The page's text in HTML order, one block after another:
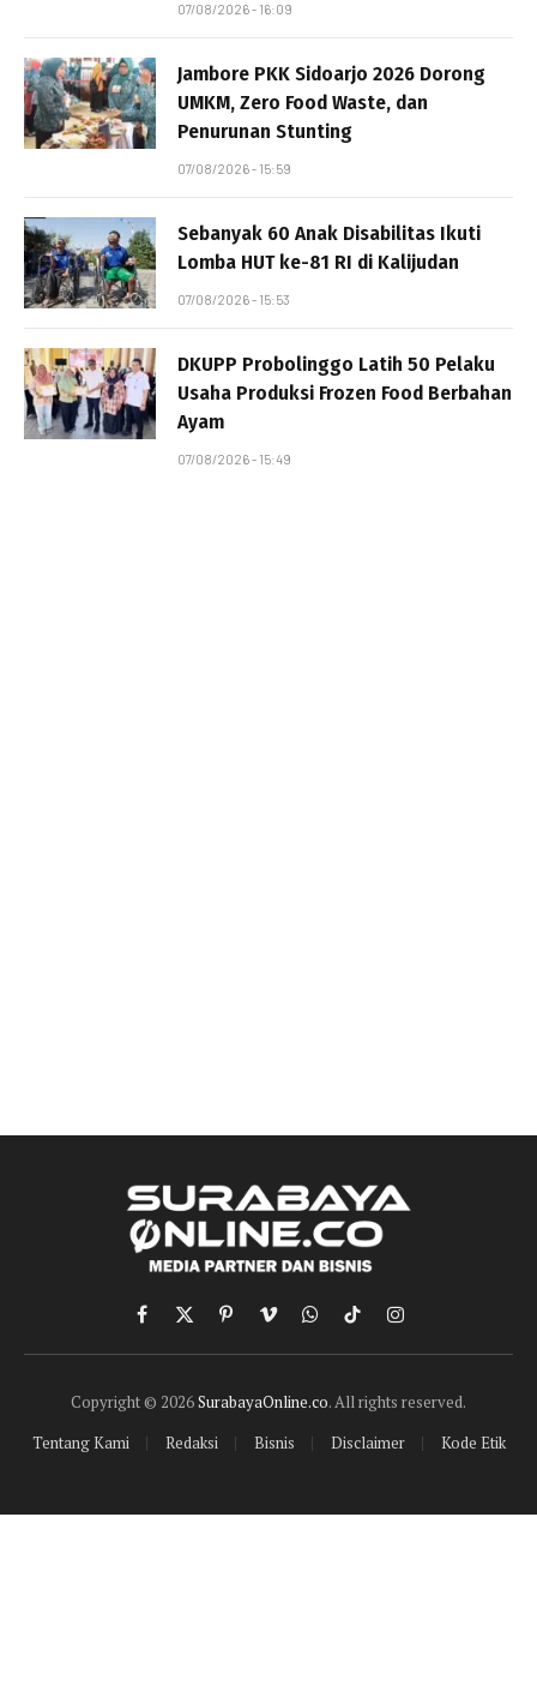
07/08/2026 - 16:09
Jambore PKK Sidoarjo 2026 Dorong
UMKM, Zero Food Waste, dan
Penurunan Stunting
07/08/2026 - 15:59
Sebanyak 60 Anak Disabilitas Ikuti
Lomba HUT ke-81 RI di Kalijudan
07/08/2026 - 15:53
DKUPP Probolinggo Latih 50 Pelaku
Usaha Produksi Frozen Food Berbahan
Ayam
07/08/2026 - 15:49
Facebook
X
(Twitter)
PinterestVimeoWhatsApp
TikTokInstagram
Copyright © 2026SurabayaOnline.co. All rights reserved.
Tentang Kami
Redaksi Bisnis Disclaimer Kode Etik